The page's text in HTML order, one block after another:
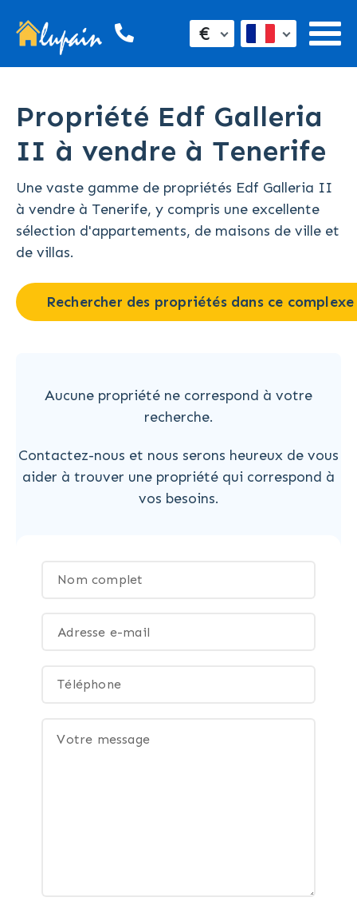
€
Propriété Edf Galleria
II à vendre à Tenerife
Une vaste gamme de propriétés Edf Galleria II
à vendre à Tenerife, y compris une excellente
sélection d'appartements, de maisons de ville et
de villas.
Rechercher des propriétés dans ce complexe
Aucune propriété ne correspond à votre
recherche.
Contactez-nous et nous serons heureux de vous
aider à trouver une propriété qui correspond à
vos besoins.